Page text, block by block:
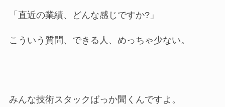
「直近の業績、どんな感じですか?」
こういう質問、できる人、めっちゃ少ない。
みんな技術スタックばっか聞くんですよ。